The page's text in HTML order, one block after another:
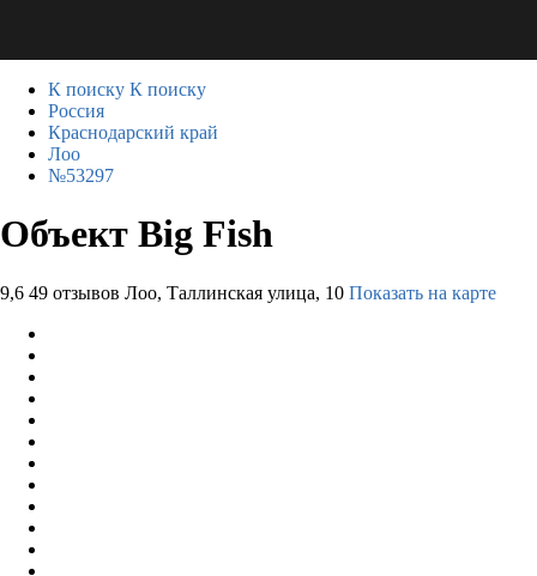
К поиску К поиску
Россия
Краснодарский край
Лоо
№53297
Объект Big Fish
9,6 49 отзывов Лоо, Таллинская улица, 10 Показать на карте